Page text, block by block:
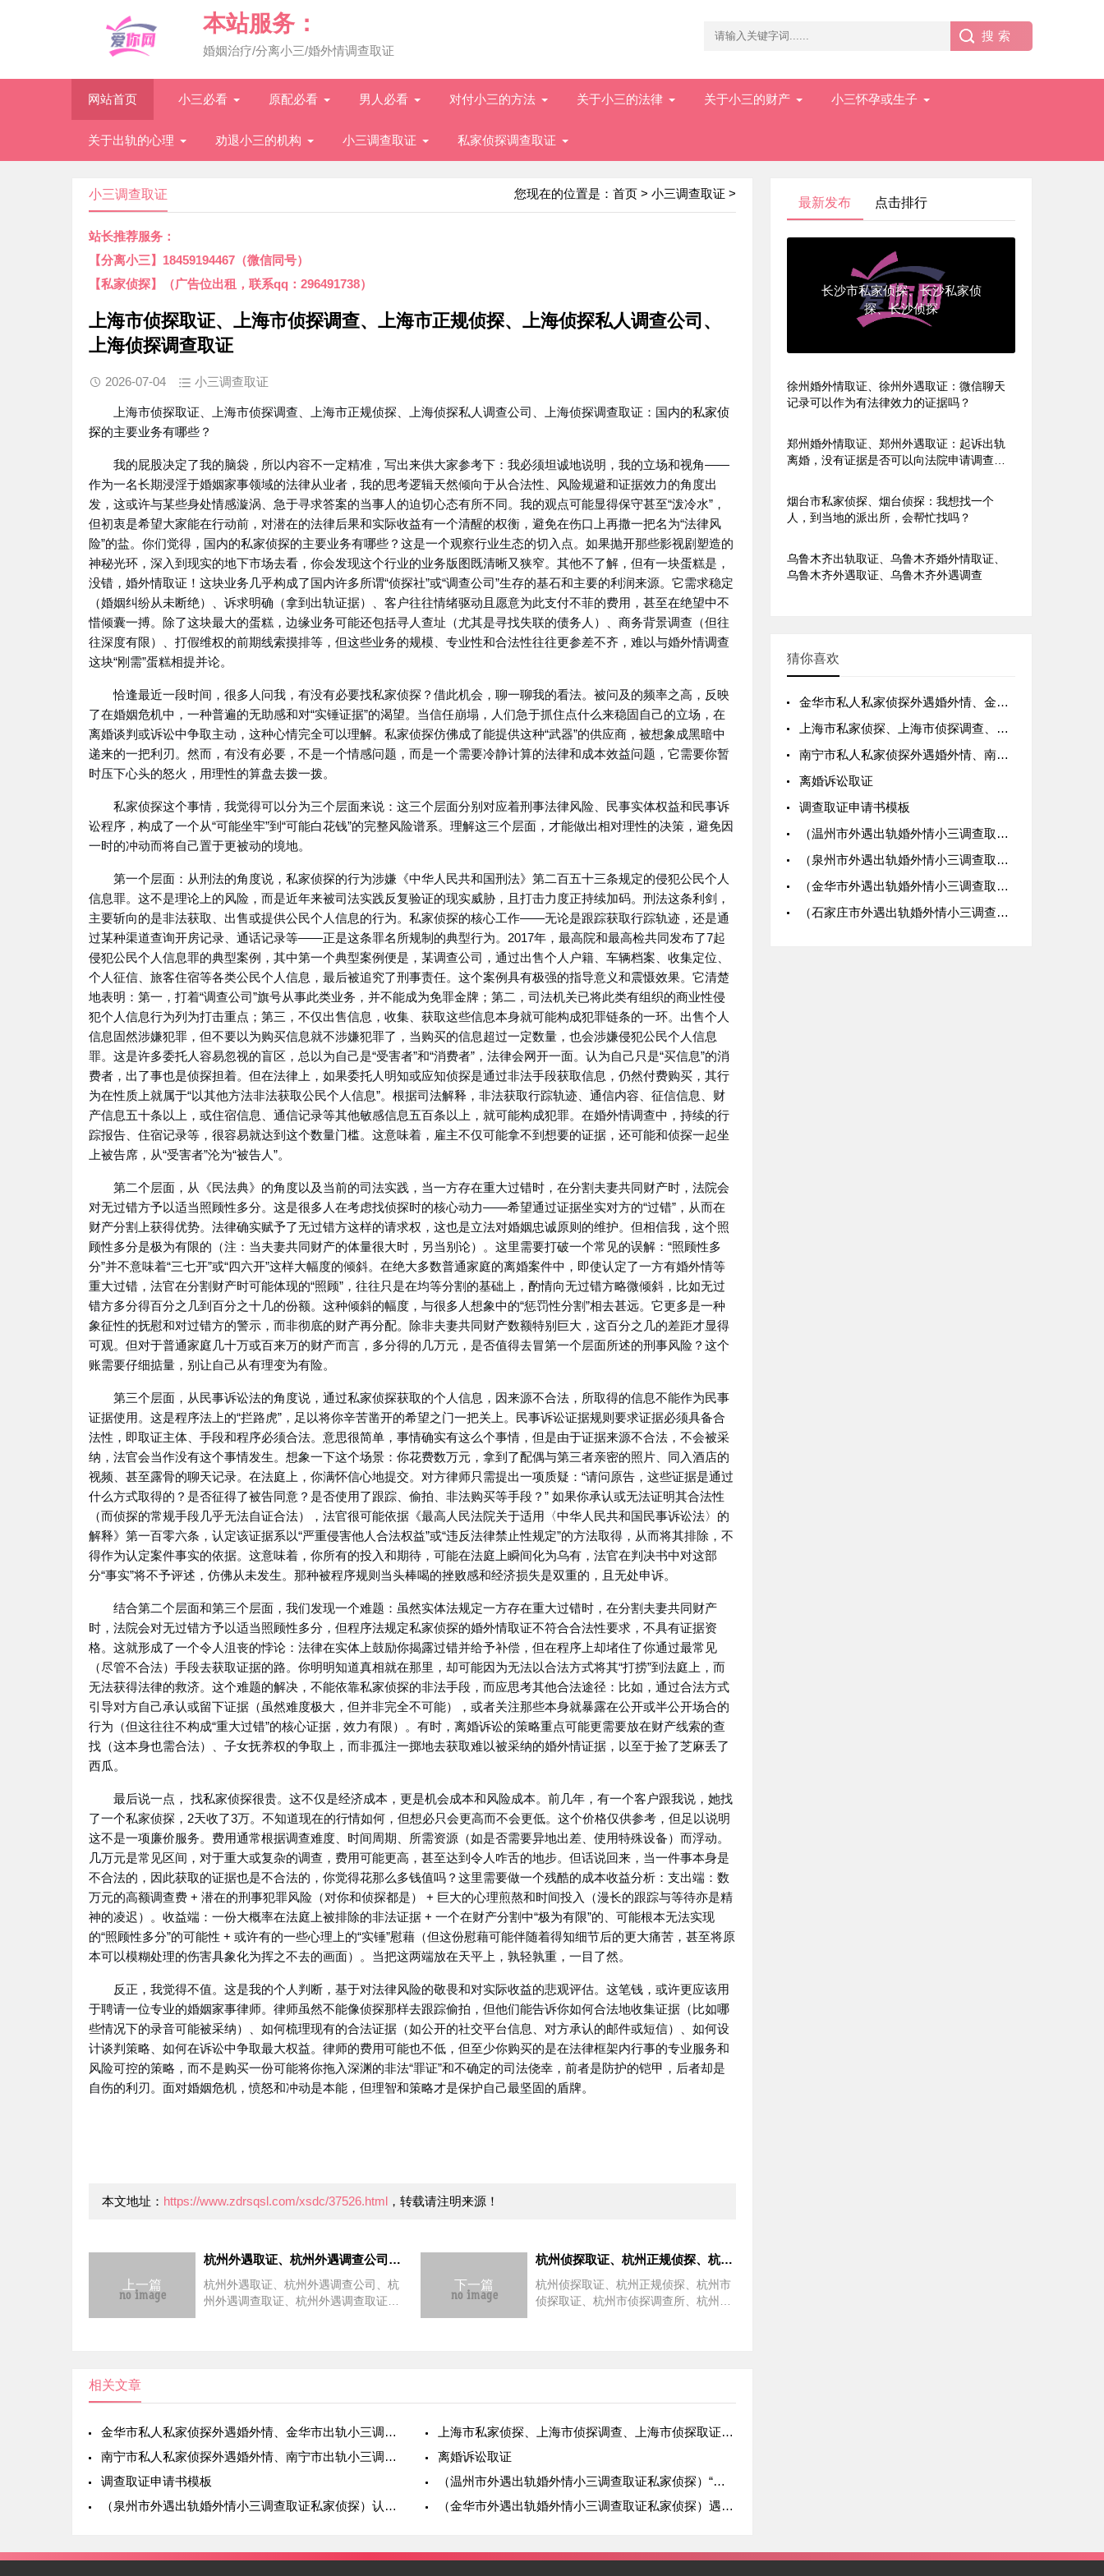
本站服务：
婚姻治疗/分离小三/婚外情调查取证
网站首页 小三必看 原配必看 男人必看 对付小三的方法 关于小三的法律 关于小三的财产 小三怀孕或生子
关于出轨的心理 劝退小三的机构 小三调查取证 私家侦探调查取证
您现在的位置是： 首页 > 小三调查取证 >
小三调查取证
站长推荐服务：
【分离小三】18459194467（微信同号）
【私家侦探】（广告位出租，联系qq：296491738）
上海市侦探取证、上海市侦探调查、上海市正规侦探、上海侦探私人调查公司、
上海侦探调查取证
2026-07-04 小三调查取证
上海市侦探取证、上海市侦探调查、上海市正规侦探、上海侦探私人调查公司、上海侦探调查取证：国内的私家侦
探的主要业务有哪些？
我的屁股决定了我的脑袋，所以内容不一定精准，写出来供大家参考下：我必须坦诚地说明，我的立场和视角——
作为一名长期浸淫于婚姻家事领域的法律从业者，我的思考逻辑天然倾向于从合法性、风险规避和证据效力的角度出
发，这或许与某些身处情感漩涡、急于寻求答案的当事人的迫切心态有所不同。我的观点可能显得保守甚至“泼冷水”，
但初衷是希望大家能在行动前，对潜在的法律后果和实际收益有一个清醒的权衡，避免在伤口上再撒一把名为“法律风
险”的盐。你们觉得，国内的私家侦探的主要业务有哪些？这是一个观察行业生态的切入点。如果抛开那些影视剧塑造的
神秘光环，深入到现实的地下市场去看，你会发现这个行业的业务版图既清晰又狭窄。其他不了解，但有一块蛋糕是，
没错，婚外情取证！这块业务几乎构成了国内许多所谓“侦探社”或“调查公司”生存的基石和主要的利润来源。它需求稳定
（婚姻纠纷从未断绝）、诉求明确（拿到出轨证据）、客户往往情绪驱动且愿意为此支付不菲的费用，甚至在绝望中不
惜倾囊一搏。除了这块最大的蛋糕，边缘业务可能还包括寻人查址（尤其是寻找失联的债务人）、商务背景调查（但往
往深度有限）、打假维权的前期线索摸排等，但这些业务的规模、专业性和合法性往往更参差不齐，难以与婚外情调查
这块“刚需”蛋糕相提并论。
恰逢最近一段时间，很多人问我，有没有必要找私家侦探？借此机会，聊一聊我的看法。被问及的频率之高，反映
了在婚姻危机中，一种普遍的无助感和对“实锤证据”的渴望。当信任崩塌，人们急于抓住点什么来稳固自己的立场，在
离婚谈判或诉讼中争取主动，这种心情完全可以理解。私家侦探仿佛成了能提供这种“武器”的供应商，被想象成黑暗中
递来的一把利刃。然而，有没有必要，不是一个情感问题，而是一个需要冷静计算的法律和成本效益问题，它需要你暂
时压下心头的怒火，用理性的算盘去拨一拨。
私家侦探这个事情，我觉得可以分为三个层面来说：这三个层面分别对应着刑事法律风险、民事实体权益和民事诉
讼程序，构成了一个从“可能坐牢”到“可能白花钱”的完整风险谱系。理解这三个层面，才能做出相对理性的决策，避免因
一时的冲动而将自己置于更被动的境地。
第一个层面：从刑法的角度说，私家侦探的行为涉嫌《中华人民共和国刑法》第二百五十三条规定的侵犯公民个人
信息罪。这不是理论上的风险，而是近年来被司法实践反复验证的现实威胁，且打击力度正持续加码。刑法这条利剑，
主要斩向的是非法获取、出售或提供公民个人信息的行为。私家侦探的核心工作——无论是跟踪获取行踪轨迹，还是通
过某种渠道查询开房记录、通话记录等——正是这条罪名所规制的典型行为。2017年，最高院和最高检共同发布了7起
侵犯公民个人信息罪的典型案例，其中第一个典型案例便是，某调查公司，通过出售个人户籍、车辆档案、收集定位、
个人征信、旅客住宿等各类公民个人信息，最后被追究了刑事责任。这个案例具有极强的指导意义和震慑效果。它清楚
地表明：第一，打着“调查公司”旗号从事此类业务，并不能成为免罪金牌；第二，司法机关已将此类有组织的商业性侵
犯个人信息行为列为打击重点；第三，不仅出售信息，收集、获取这些信息本身就可能构成犯罪链条的一环。出售个人
信息固然涉嫌犯罪，但不要以为购买信息就不涉嫌犯罪了，当购买的信息超过一定数量，也会涉嫌侵犯公民个人信息
罪。这是许多委托人容易忽视的盲区，总以为自己是“受害者”和“消费者”，法律会网开一面。认为自己只是“买信息”的消
费者，出了事也是侦探担着。但在法律上，如果委托人明知或应知侦探是通过非法手段获取信息，仍然付费购买，其行
为在性质上就属于“以其他方法非法获取公民个人信息”。根据司法解释，非法获取行踪轨迹、通信内容、征信信息、财
产信息五十条以上，或住宿信息、通信记录等其他敏感信息五百条以上，就可能构成犯罪。在婚外情调查中，持续的行
踪报告、住宿记录等，很容易就达到这个数量门槛。这意味着，雇主不仅可能拿不到想要的证据，还可能和侦探一起坐
上被告席，从“受害者”沦为“被告人”。
第二个层面，从《民法典》的角度以及当前的司法实践，当一方存在重大过错时，在分割夫妻共同财产时，法院会
对无过错方予以适当照顾性多分。这是很多人在考虑找侦探时的核心动力——希望通过证据坐实对方的“过错”，从而在
财产分割上获得优势。法律确实赋予了无过错方这样的请求权，这也是立法对婚姻忠诚原则的维护。但相信我，这个照
顾性多分是极为有限的（注：当夫妻共同财产的体量很大时，另当别论）。这里需要打破一个常见的误解：“照顾性多
分”并不意味着“三七开”或“四六开”这样大幅度的倾斜。在绝大多数普通家庭的离婚案件中，即使认定了一方有婚外情等
重大过错，法官在分割财产时可能体现的“照顾”，往往只是在均等分割的基础上，酌情向无过错方略微倾斜，比如无过
错方多分得百分之几到百分之十几的份额。这种倾斜的幅度，与很多人想象中的“惩罚性分割”相去甚远。它更多是一种
象征性的抚慰和对过错方的警示，而非彻底的财产再分配。除非夫妻共同财产数额特别巨大，这百分之几的差距才显得
可观。但对于普通家庭几十万或百来万的财产而言，多分得的几万元，是否值得去冒第一个层面所述的刑事风险？这个
账需要仔细掂量，别让自己从有理变为有险。
第三个层面，从民事诉讼法的角度说，通过私家侦探获取的个人信息，因来源不合法，所取得的信息不能作为民事
证据使用。这是程序法上的“拦路虎”，足以将你辛苦凿开的希望之门一把关上。民事诉讼证据规则要求证据必须具备合
法性，即取证主体、手段和程序必须合法。意思很简单，事情确实有这么个事情，但是由于证据来源不合法，不会被采
纳，法官会当作没有这个事情发生。想象一下这个场景：你花费数万元，拿到了配偶与第三者亲密的照片、同入酒店的
视频、甚至露骨的聊天记录。在法庭上，你满怀信心地提交。对方律师只需提出一项质疑：“请问原告，这些证据是通过
什么方式取得的？是否征得了被告同意？是否使用了跟踪、偷拍、非法购买等手段？” 如果你承认或无法证明其合法性
（而侦探的常规手段几乎无法自证合法），法官很可能依据《最高人民法院关于适用〈中华人民共和国民事诉讼法〉的
解释》第一百零六条，认定该证据系以“严重侵害他人合法权益”或“违反法律禁止性规定”的方法取得，从而将其排除，不
得作为认定案件事实的依据。这意味着，你所有的投入和期待，可能在法庭上瞬间化为乌有，法官在判决书中对这部
分“事实”将不予评述，仿佛从未发生。那种被程序规则当头棒喝的挫败感和经济损失是双重的，且无处申诉。
结合第二个层面和第三个层面，我们发现一个难题：虽然实体法规定一方存在重大过错时，在分割夫妻共同财产
时，法院会对无过错方予以适当照顾性多分，但程序法规定私家侦探的婚外情取证不符合合法性要求，不具有证据资
格。这就形成了一个令人沮丧的悖论：法律在实体上鼓励你揭露过错并给予补偿，但在程序上却堵住了你通过最常见
（尽管不合法）手段去获取证据的路。你明明知道真相就在那里，却可能因为无法以合法方式将其“打捞”到法庭上，而
无法获得法律的救济。这个难题的解决，不能依靠私家侦探的非法手段，而应思考其他合法途径：比如，通过合法方式
引导对方自己承认或留下证据（虽然难度极大，但并非完全不可能），或者关注那些本身就暴露在公开或半公开场合的
行为（但这往往不构成“重大过错”的核心证据，效力有限）。有时，离婚诉讼的策略重点可能更需要放在财产线索的查
找（这本身也需合法）、子女抚养权的争取上，而非孤注一掷地去获取难以被采纳的婚外情证据，以至于捡了芝麻丢了
西瓜。
最后说一点， 找私家侦探很贵。这不仅是经济成本，更是机会成本和风险成本。前几年，有一个客户跟我说，她找
了一个私家侦探，2天收了3万。不知道现在的行情如何，但想必只会更高而不会更低。这个价格仅供参考，但足以说明
这不是一项廉价服务。费用通常根据调查难度、时间周期、所需资源（如是否需要异地出差、使用特殊设备）而浮动。
几万元是常见区间，对于重大或复杂的调查，费用可能更高，甚至达到令人咋舌的地步。但话说回来，当一件事本身是
不合法的，因此获取的证据也是不合法的，你觉得花那么多钱值吗？这里需要做一个残酷的成本收益分析：支出端：数
万元的高额调查费 + 潜在的刑事犯罪风险（对你和侦探都是） + 巨大的心理煎熬和时间投入（漫长的跟踪与等待亦是精
神的凌迟）。收益端：一份大概率在法庭上被排除的非法证据 + 一个在财产分割中“极为有限”的、可能根本无法实现
的“照顾性多分”的可能性 + 或许有的一些心理上的“实锤”慰藉（但这份慰藉可能伴随着得知细节后的更大痛苦，甚至将原
本可以模糊处理的伤害具象化为挥之不去的画面）。当把这两端放在天平上，孰轻孰重，一目了然。
反正，我觉得不值。这是我的个人判断，基于对法律风险的敬畏和对实际收益的悲观评估。这笔钱，或许更应该用
于聘请一位专业的婚姻家事律师。律师虽然不能像侦探那样去跟踪偷拍，但他们能告诉你如何合法地收集证据（比如哪
些情况下的录音可能被采纳）、如何梳理现有的合法证据（如公开的社交平台信息、对方承认的邮件或短信）、如何设
计谈判策略、如何在诉讼中争取最大权益。律师的费用可能也不低，但至少你购买的是在法律框架内行事的专业服务和
风险可控的策略，而不是购买一份可能将你拖入深渊的非法“罪证”和不确定的司法侥幸，前者是防护的铠甲，后者却是
自伤的利刃。面对婚姻危机，愤怒和冲动是本能，但理智和策略才是保护自己最坚固的盾牌。
本文地址： https://www.zdrsqsl.com/xsdc/37526.html ，转载请注明来源！
上一篇
杭州外遇取证、杭州外遇调查公司、杭州外遇调查取证、杭州外遇调查取证网、杭州外遇调查侦探
杭州外遇取证、杭州外遇调查公司、杭
州外遇调查取证、杭州外遇调查取证
下一篇
杭州侦探取证、杭州正规侦探、杭州市侦探取证、杭州市侦探调查所、杭州私家调查侦探、杭州私家侦探
杭州侦探取证、杭州正规侦探、杭州市
侦探取证、杭州市侦探调查所、杭州私
相关文章
金华市私人私家侦探外遇婚外情、金华市出轨小三调查取证公司
上海市私家侦探、上海市侦探调查、上海市侦探取证、上海侦探调查取证
南宁市私人私家侦探外遇婚外情、南宁市出轨小三调查取证公司：离婚财产如何调查取证
离婚诉讼取证
调查取证申请书模板
（温州市外遇出轨婚外情小三调查取证私家侦探）“床照”能否作为出轨证据？
（泉州市外遇出轨婚外情小三调查取证私家侦探）认定婚外情的证据有哪些？
（金华市外遇出轨婚外情小三调查取证私家侦探）遇到婚外情，如何取证？
最新发布 点击排行
长沙市私家侦探、长沙私家侦
探、长沙侦探
徐州婚外情取证、徐州外遇取证：微信聊天
记录可以作为有法律效力的证据吗？
郑州婚外情取证、郑州外遇取证：起诉出轨
离婚，没有证据是否可以向法院申请调查令
烟台市私家侦探、烟台侦探：我想找一个
人，到当地的派出所，会帮忙找吗？
乌鲁木齐出轨取证、乌鲁木齐婚外情取证、
乌鲁木齐外遇取证、乌鲁木齐外遇调查
猜你喜欢
金华市私人私家侦探外遇婚外情、金华市出轨小三调查取证公司
上海市私家侦探、上海市侦探调查、上海市侦探取证、上海侦探调查取证
南宁市私人私家侦探外遇婚外情、南宁市出轨小三调查取证公司：离婚财产如何调查取证
离婚诉讼取证
调查取证申请书模板
（温州市外遇出轨婚外情小三调查取证私家侦探）“床照”能否作为出轨证据？
（泉州市外遇出轨婚外情小三调查取证私家侦探）认定婚外情的证据有哪些？
（金华市外遇出轨婚外情小三调查取证私家侦探）遇到婚外情，如何取证？
（石家庄市外遇出轨婚外情小三调查取证私家侦探）婚外情如何取证？